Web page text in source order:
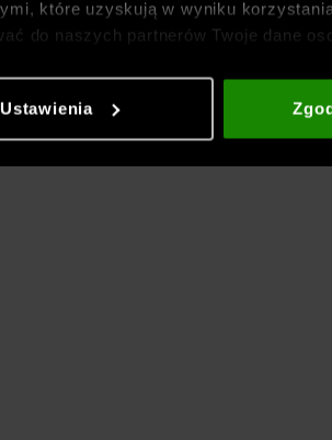
które uzyskują w wyniku
do naszych partnerów Twoje dane
w naszej
Polityce prywatności
Ustawienia